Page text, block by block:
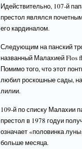
Идействительно, 107-й
престол являлся
его кардиналом.
Следующим на панский
названный Малахией Flos
Помимо того, что этот
любил роскошные сады,
лилии.
109-й по списку Малахии
престол в 1978 годуи
означает «половинка
больше месяца.